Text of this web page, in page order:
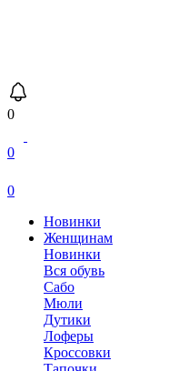
0
0
0
Новинки
Женщинам
Новинки
Вся обувь
Сабо
Мюли
Дутики
Лоферы
Кроссовки